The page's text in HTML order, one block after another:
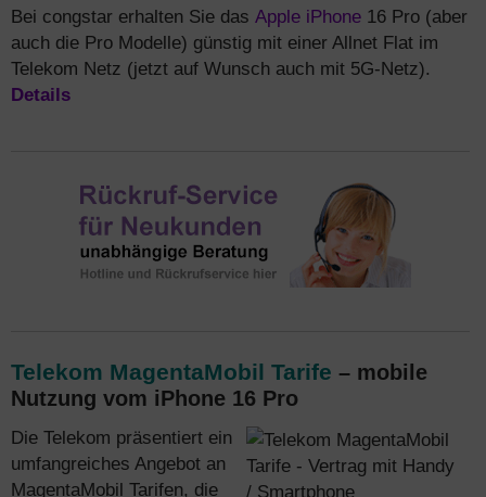
Bei congstar erhalten Sie das Apple iPhone 16 Pro (aber
auch die Pro Modelle) günstig mit einer Allnet Flat im
Telekom Netz (jetzt auf Wunsch auch mit 5G-Netz).
Details
Telekom MagentaMobil Tarife – mobile
Nutzung vom iPhone 16 Pro
Die Telekom präsentiert ein
umfangreiches Angebot an
MagentaMobil Tarifen, die